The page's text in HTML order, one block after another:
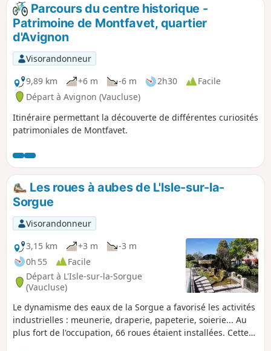
Parcours du centre historique -
Patrimoine de Montfavet, quartier
d'Avignon
Visorandonneur
9,89 km
+6 m -6 m 2h30
Facile
Départ à Avignon (Vaucluse)
Itinéraire permettant la découverte de différentes curiosités
patrimoniales de Montfavet.
Les roues à aubes de L'Isle-sur-la-
Sorgue
Visorandonneur
3,15 km
+3 m
-3 m
0h 55
Facile
Départ à L'Isle-sur-la-Sorgue
(Vaucluse)
Le dynamisme des eaux de la Sorgue a favorisé les activités
industrielles : meunerie, draperie, papeterie, soierie... Au
plus fort de l'occupation, 66 roues étaient installées. Cette